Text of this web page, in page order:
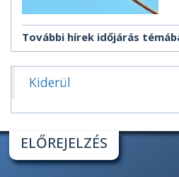
További hírek időjárás
Kiderül
ELŐREJELZÉS